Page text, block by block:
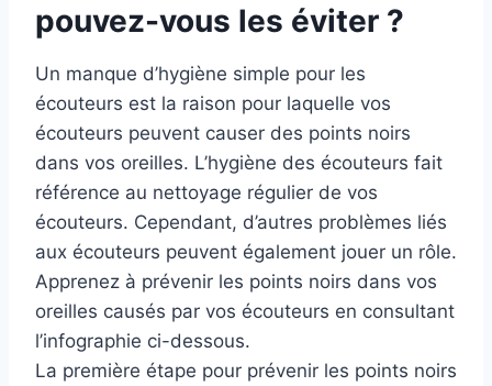
pouvez-vous les éviter ?
Un manque d’hygiène simple pour les
écouteurs est la raison pour laquelle vos
écouteurs peuvent causer des points noirs
dans vos oreilles. L’hygiène des écouteurs fait
référence au nettoyage régulier de vos
écouteurs. Cependant, d’autres problèmes liés
aux écouteurs peuvent également jouer un rôle.
Apprenez à prévenir les points noirs dans vos
oreilles causés par vos écouteurs en consultant
l’infographie ci-dessous.
La première étape pour prévenir les points noirs